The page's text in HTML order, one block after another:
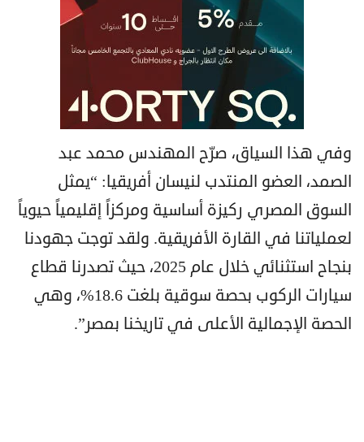
وفي هذا السياق، صرّح المهندس محمد عبد
الصمد، العضو المنتدب لنيسان أفريقيا: “يمثل
السوق المصري ركيزة أساسية ومركزاً إقليمياً حيوياً
لعملياتنا في القارة الأفريقية. ولقد توجت جهودنا
بنجاح استثنائي خلال عام 2025، حيث تصدرنا قطاع
سيارات الركوب بحصة سوقية بلغت 18.6%، وهي
الحصة الإجمالية الأعلى في تاريخنا بمصر”.